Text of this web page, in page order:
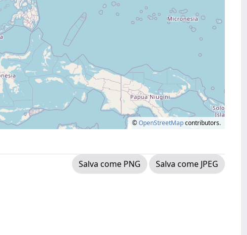
©OpenStreetMapcontributors.
Salva come PNG
Salva come JPEG